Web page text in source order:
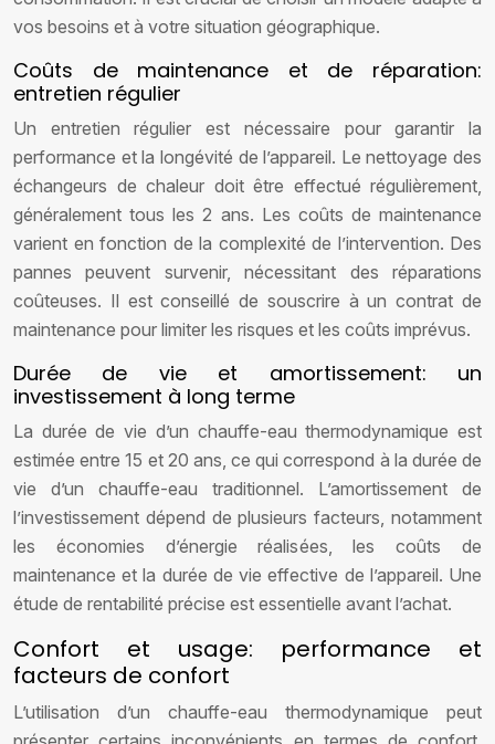
vos besoins et à votre situation géographique.
Coûts de maintenance et de réparation:
entretien régulier
Un entretien régulier est nécessaire pour garantir la
performance et la longévité de l’appareil. Le nettoyage des
échangeurs de chaleur doit être effectué régulièrement,
généralement tous les 2 ans. Les coûts de maintenance
varient en fonction de la complexité de l’intervention. Des
pannes peuvent survenir, nécessitant des réparations
coûteuses. Il est conseillé de souscrire à un contrat de
maintenance pour limiter les risques et les coûts imprévus.
Durée de vie et amortissement: un
investissement à long terme
La durée de vie d’un chauffe-eau thermodynamique est
estimée entre 15 et 20 ans, ce qui correspond à la durée de
vie d’un chauffe-eau traditionnel. L’amortissement de
l’investissement dépend de plusieurs facteurs, notamment
les économies d’énergie réalisées, les coûts de
maintenance et la durée de vie effective de l’appareil. Une
étude de rentabilité précise est essentielle avant l’achat.
Confort et usage: performance et
facteurs de confort
L’utilisation d’un chauffe-eau thermodynamique peut